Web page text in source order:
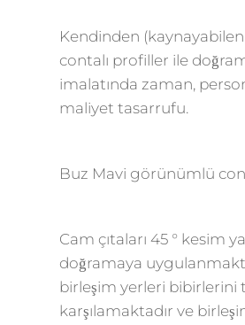
Kendinden (kaynayabilen
contalı profiller ile
imalatında zaman,
maliyet tasarrufu.
Buz Mavi görünümlü
Cam çıtaları 45 ° kesim
doğramaya
birleşim yerleri bibirlerini
karşılamaktadır ve